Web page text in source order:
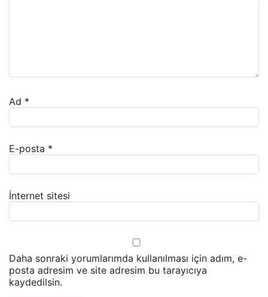
Ad *
E-posta *
İnternet sitesi
Daha sonraki yorumlarımda kullanılması için adım, e-
posta adresim ve site adresim bu tarayıcıya
kaydedilsin.